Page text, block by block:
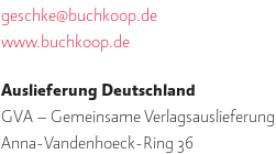
geschke@buchkoop.de
www.buchkoop.de
Auslieferung Deutschland
GVA – Gemeinsame Verlagsauslieferung
Anna-Vandenhoeck-Ring 36